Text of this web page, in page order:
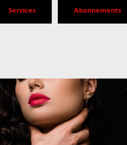
Services Abonnements